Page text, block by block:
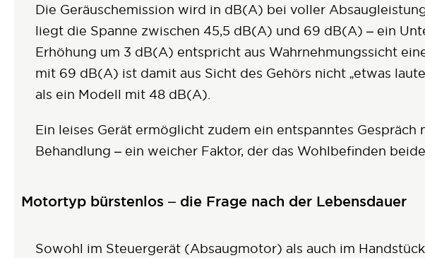
Die Geräuschemission wird in dB(A) bei voller
liegt die Spanne zwischen 45,5 dB(A) und 69 dB(A) – ein
Erhöhung um 3 dB(A) entspricht aus Wahrnehmungssicht
mit 69 dB(A) ist damit aus Sicht des Gehörs nicht „etwas
als ein Modell mit 48 dB(A).
Ein leises Gerät ermöglicht zudem ein entspanntes
Behandlung – ein weicher Faktor, der das Wohlbefinden
Motortyp bürstenlos – die Frage nach der Lebensdauer
Sowohl im Steuergerät (Absaugmotor) als auch im